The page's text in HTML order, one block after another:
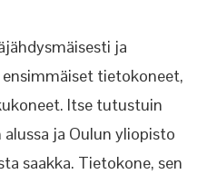
ja
tietokoneet,
Itse tutustuin
ja Oulun yliopisto
saakka. Tietokone, sen